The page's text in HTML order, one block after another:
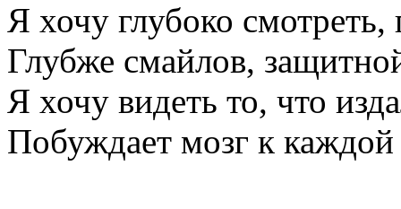
Я хочу глубоко смотреть,
Глубже смайлов,
Я хочу видеть то, что
Побуждает мозг к каждой